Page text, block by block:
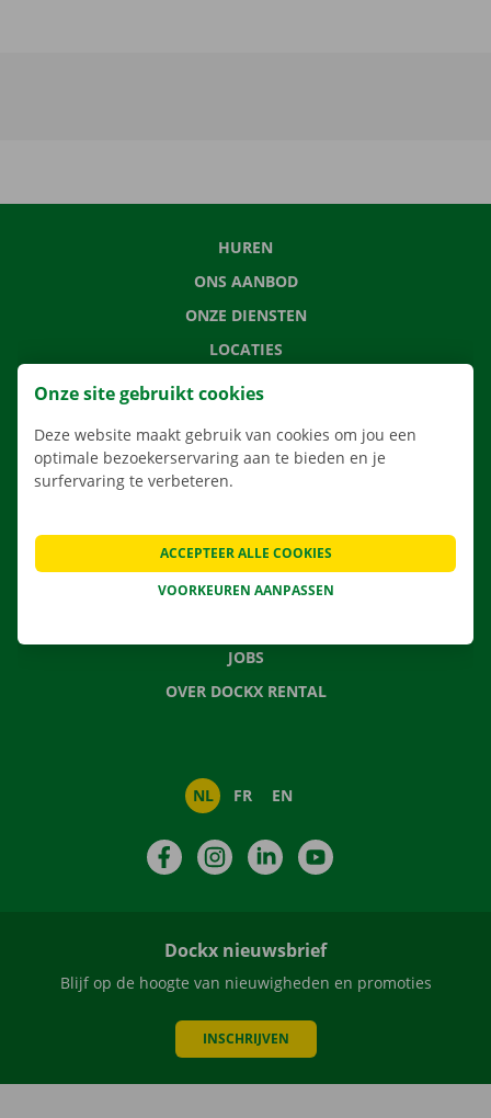
HUREN
ONS AANBOD
ONZE DIENSTEN
LOCATIES
APP
VEELGESTELDE VRAGEN
NIEUWS
JOBS
OVER DOCKX RENTAL
NL FR EN
FacebookInstagramLinkedIn
Dockx nieuwsbrief
Blijf op de hoogte van nieuwigheden en promoties
INSCHRIJVEN
Onze site gebruikt cookies
Deze website maakt gebruik van cookies om jou een
optimale bezoekerservaring aan te bieden en je
surfervaring te verbeteren.
VOORKEUREN AANPASSEN
ACCEPTEER ALLE COOKIES